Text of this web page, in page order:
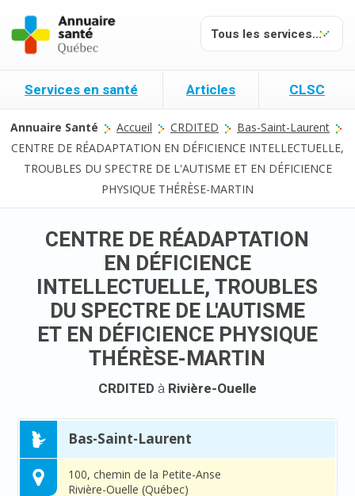
Services en santé Articles CLSC
Annuaire Santé Accueil CRDITED
Bas-Saint-Laurent
CENTRE DE RÉADAPTATION EN DÉFICIENCE INTELLECTUELLE,
TROUBLES DU SPECTRE DE L'AUTISME ET EN DÉFICIENCE
PHYSIQUE THÉRÈSE-MARTIN
CENTRE DE RÉADAPTATION
EN DÉFICIENCE
INTELLECTUELLE, TROUBLES
DU SPECTRE DE L'AUTISME
ET EN DÉFICIENCE PHYSIQUE
THÉRÈSE-MARTIN
CRDITED à Rivière-Ouelle
Bas-Saint-Laurent
100, chemin de la Petite-Anse
Rivière-Ouelle (Québec)